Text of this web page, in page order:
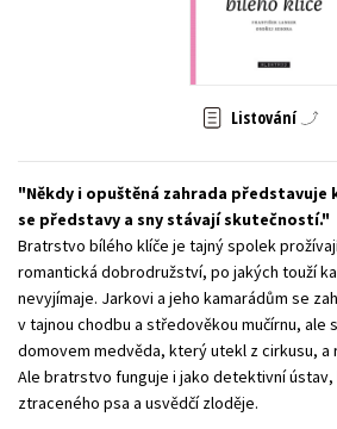
Zahraniční literatura
Listování
Někdy i opuštěná zahrada představuje
se představy a sny stávají skutečností.
Bratrstvo bílého klíče je tajný spolek
romantická dobrodružství, po jakých touží
nevyjímaje. Jarkovi a jeho kamarádům se
v tajnou chodbu a středověkou mučírnu, ale
domovem medvěda, který utekl z cirkusu, a
Ale bratrstvo funguje i jako detektivní
ztraceného psa a usvědčí zloděje.